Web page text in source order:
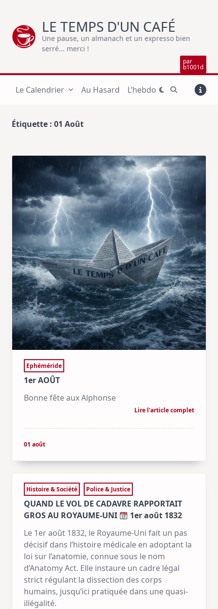
content
LE TEMPS D'UN CAFÉ
Une pause, un almanach et un expresso bien
serré... merci !
par
b1001d
Le Calendrier Au Hasard L’hebdo
Étiquette : 01 Août
Ephéméride
1er AOÛT
Bonne fête aux Alphonse
Lire l'article complet
01 août
Histoire & Société Police & Justice
QUAND LE VOL DE CADAVRE RAPPORTAIT
GROS AU ROYAUME-UNI
1er août 1832
Le 1er août 1832, le Royaume-Uni fait un pas
décisif dans l’histoire médicale en adoptant la
loi sur l’anatomie, connue sous le nom
d’Anatomy Act. Elle instaure un cadre légal
strict régulant la dissection des corps
humains, jusqu’ici pratiquée dans une quasi-
illégalité.